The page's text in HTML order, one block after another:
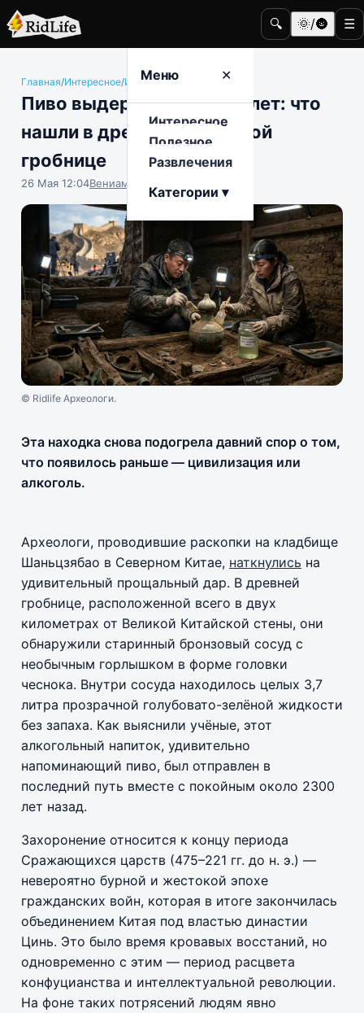
🔍 🌞/🌚 ☰
Меню ✕
Интересное
Полезное
Развлечения
Категории ▾
Главная/Интересное/История и археология
Пиво выдержкой в 2300 лет: что
нашли в древней китайской
гробнице
26 Мая 12:04Вениамин Ветролесов
© Ridlife Археологи.
Эта находка снова подогрела давний спор о том,
что появилось раньше — цивилизация или
алкоголь.
Археологи, проводившие раскопки на кладбище
Шаньцзябао в Северном Китае, наткнулись на
удивительный прощальный дар. В древней
гробнице, расположенной всего в двух
километрах от Великой Китайской стены, они
обнаружили старинный бронзовый сосуд с
необычным горлышком в форме головки
чеснока. Внутри сосуда находилось целых 3,7
литра прозрачной голубовато-зелёной жидкости
без запаха. Как выяснили учёные, этот
алкогольный напиток, удивительно
напоминающий пиво, был отправлен в
последний путь вместе с покойным около 2300
лет назад.
Захоронение относится к концу периода
Сражающихся царств (475–221 гг. до н. э.) —
невероятно бурной и жестокой эпохе
гражданских войн, которая в итоге закончилась
объединением Китая под властью династии
Цинь. Это было время кровавых восстаний, но
одновременно с этим — период расцвета
конфуцианства и интеллектуальной революции.
На фоне таких потрясений людям явно